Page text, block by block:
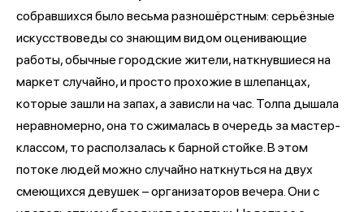
собравшихся было весьма разношёрстным: серьёзные
искусствоведы со знающим видом оценивающие
работы, обычные городские жители, наткнувшиеся на
маркет случайно, и просто прохожие в шлепанцах,
которые зашли на запах, а зависли на час. Толпа дышала
неравномерно, она то сжималась в очередь за мастер-
классом, то расползалась к барной стойке. В этом
потоке людей можно случайно наткнуться на двух
смеющихся девушек – организаторов вечера. Они с